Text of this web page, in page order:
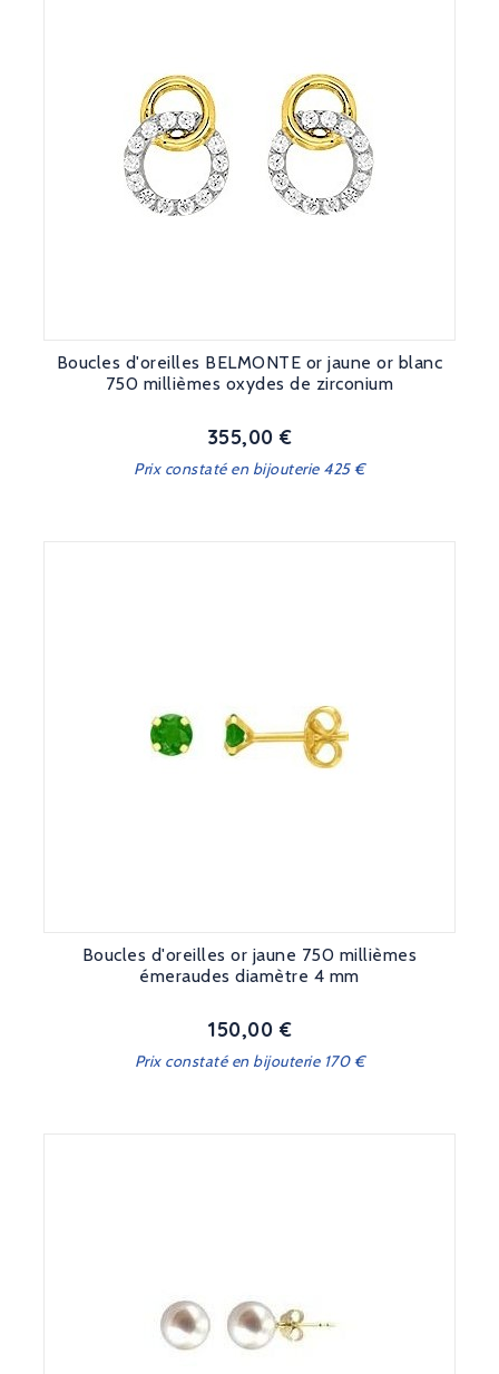
Boucles d'oreilles BELMONTE or jaune or blanc
750 millièmes oxydes de zirconium
Prix
355,00 €
Prix constaté en bijouterie 425 €
Boucles d'oreilles or jaune 750 millièmes
émeraudes diamètre 4 mm
Prix
150,00 €
Prix constaté en bijouterie 170 €